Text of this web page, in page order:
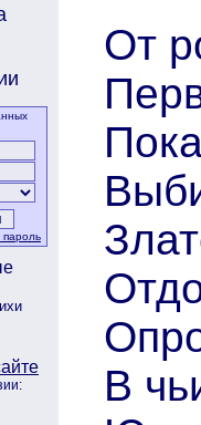
От
В